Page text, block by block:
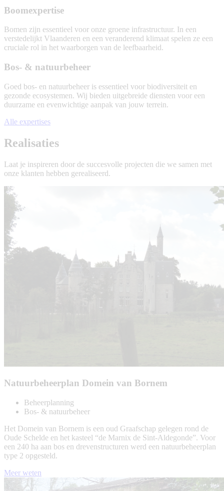
Ecologische
Boomexpertise
Bomen zijn essentieel voor onze groene infrastructuur. In een
verstedelijkt Vlaanderen en een veranderend klimaat spelen ze een
cruciale rol in het waarborgen van de leefbaarheid.
Boomexpertise
Bos- & natuurbeheer
Goed bos- en natuurbeheer is essentieel voor biodiversiteit en
gezonde ecosystemen. Wij bieden uitgebreide diensten voor een
duurzame en evenwichtige aanpak van jouw terrein.
Bos-
natuurbeheer
Alle expertises
Realisaties
Laat je inspireren door de succesvolle projecten die we samen met
onze klanten hebben gerealiseerd.
Natuurbeheerplan Domein van Bornem
Beheerplanning
Bos- & natuurbeheer
Het Domein van Bornem is een oud Graafschap gelegen rond de
Oude Schelde en het kasteel “de Marnix de Sint-Aldegonde”. Voor
een 240 ha aan bos en drevenstructuren werd een natuurbeheerplan
type 2 opgesteld.
Meer weten